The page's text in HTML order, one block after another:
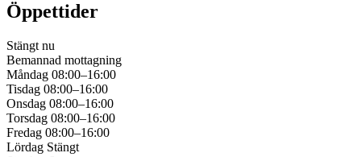
Öppettider
Stängt nu
Bemannad mottagning
Måndag 08:00–16:00
Tisdag 08:00–16:00
Onsdag 08:00–16:00
Torsdag 08:00–16:00
Fredag 08:00–16:00
Lördag Stängt